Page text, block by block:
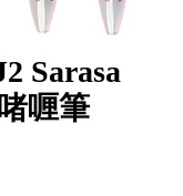
Sarasa
喱筆